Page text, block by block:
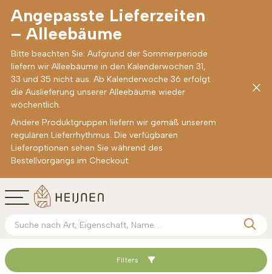
Angepasste Lieferzeiten
– Alleebäume
Bitte beachten Sie: Aufgrund der Sommerperiode
liefern wir Alleebäume in den Kalenderwochen 31,
33 und 35 nicht aus. Ab Kalenderwoche 36 erfolgt
die Auslieferung unserer Alleebäume wieder
wöchentlich.
Andere Produktgruppen liefern wir gemäß unserem
regulären Lieferrhythmus. Die verfügbaren
Lieferoptionen sehen Sie während des
Bestellvorgangs im Checkout.
Sortieren nach Filters